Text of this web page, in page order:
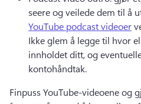
seere og veilede dem til å
YouTube podcast videoer
Ikke glem å legge til hvor
innholdet ditt, og
kontohåndtak.
Finpuss YouTube-videoene og